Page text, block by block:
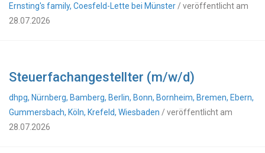
Ernsting's family, Coesfeld-Lette bei Münster / veröffentlicht am
28.07.2026
Steuerfachangestellter (m/w/d)
dhpg, Nürnberg, Bamberg, Berlin, Bonn, Bornheim, Bremen, Ebern,
Gummersbach, Köln, Krefeld, Wiesbaden / veröffentlicht am
28.07.2026